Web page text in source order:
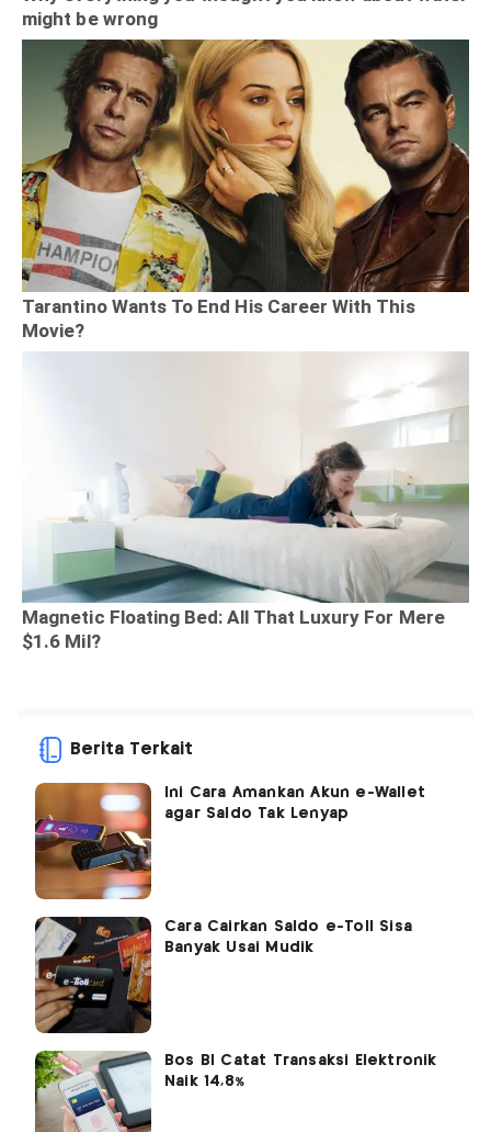
Berita Terkait
Ini Cara Amankan Akun e-Wallet
agar Saldo Tak Lenyap
Cara Cairkan Saldo e-Toll Sisa
Banyak Usai Mudik
Bos BI Catat Transaksi Elektronik
Naik 14,8%